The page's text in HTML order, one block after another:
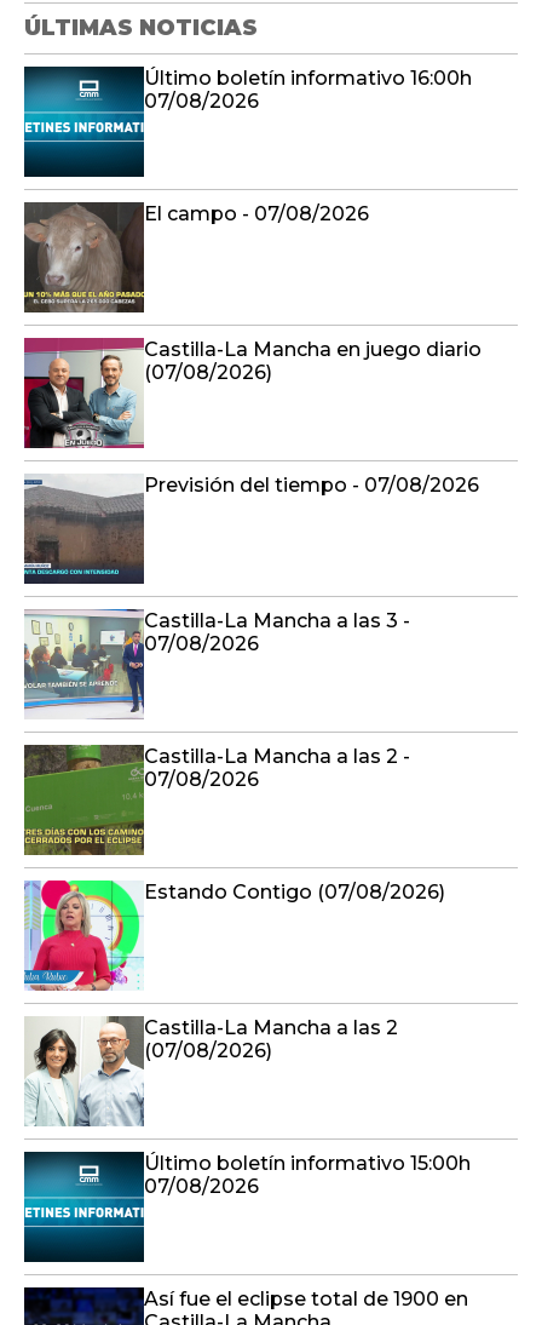
ÚLTIMAS NOTICIAS
Último boletín informativo 16:00h
07/08/2026
El campo - 07/08/2026
Castilla-La Mancha en juego diario
(07/08/2026)
Previsión del tiempo - 07/08/2026
Castilla-La Mancha a las 3 -
07/08/2026
Castilla-La Mancha a las 2 -
07/08/2026
Estando Contigo (07/08/2026)
Castilla-La Mancha a las 2
(07/08/2026)
Último boletín informativo 15:00h
07/08/2026
Así fue el eclipse total de 1900 en